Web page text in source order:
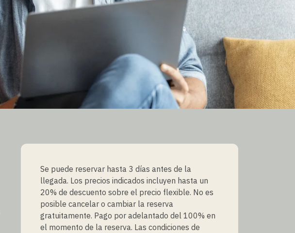
Se puede reservar hasta 3 días antes de la
llegada. Los precios indicados incluyen hasta un
20% de descuento sobre el precio flexible. No es
posible cancelar o cambiar la reserva
gratuitamente. Pago por adelantado del 100% en
el momento de la reserva. Las condiciones de